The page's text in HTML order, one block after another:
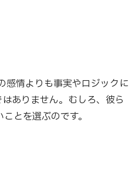
感情よりも事実やロジックに
ありません。むしろ、彼ら
とを選ぶのです。